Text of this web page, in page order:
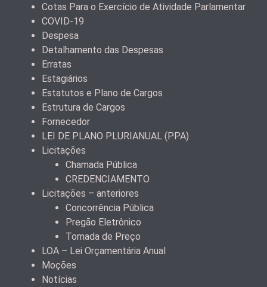
Cotas Para o Exercício de Atividade Parlamentar
COVID-19
Despesa
Detalhamento das Despesas
Erratas
Estagiários
Estatutos e Plano de Cargos
Estrutura de Cargos
Fornecedor
LEI DE PLANO PLURIANUAL (PPA)
Licitações
Chamada Pública
CREDENCIAMENTO
Licitações – anteriores
Concorrência Pública
Pregão Eletrônico
Tomada de Preço
LOA – Lei Orçamentária Anual
Moções
Notícias